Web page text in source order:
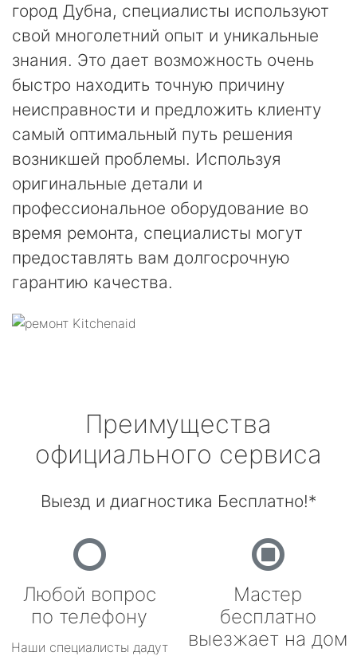
город Дубна, специалисты используют
свой многолетний опыт и уникальные
знания. Это дает возможность очень
быстро находить точную причину
неисправности и предложить клиенту
самый оптимальный путь решения
возникшей проблемы. Используя
оригинальные детали и
профессиональное оборудование во
время ремонта, специалисты могут
предоставлять вам долгосрочную
гарантию качества.
Преимущества
официального сервиса
Выезд и диагностика Бесплатно!*
Любой вопрос
по телефону
Наши специалисты дадут
Мастер
бесплатно
выезжает на дом